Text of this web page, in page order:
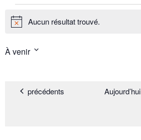
NoticeAucun résultat trouvé.
À venir
Évènements
précédents Aujourd’hui